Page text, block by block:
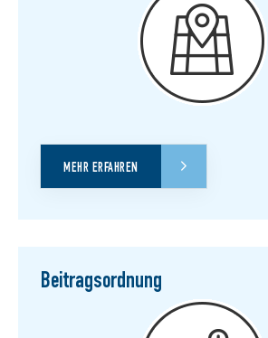
MEHR ERFAHREN
Beitragsordnung